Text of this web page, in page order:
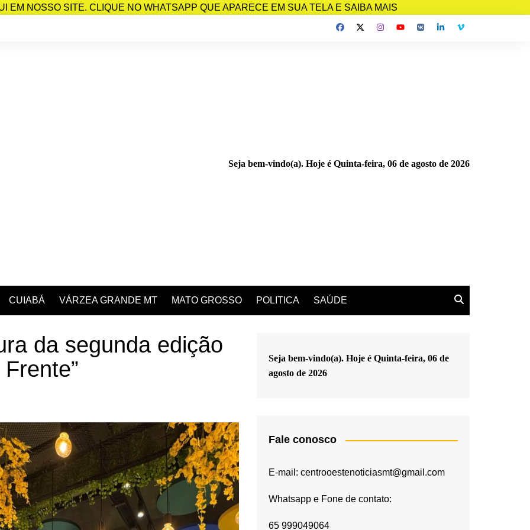
EM NOSSO SITE. CLIQUE NO WHATSAPP QUE APARECE EM SUA TELA E SAIBA MAIS
Seja bem-vindo(a). Hoje é Quinta-feira, 06 de agosto de 2026
CUIABÁ VÁRZEA GRANDE MT MATO GROSSO POLITICA SAÚDE
da segunda edição
Seja bem-vindo(a). Hoje é Quinta-feira, 06 de
agosto de 2026
Fale conosco
E-mail: centrooestenoticiasmt@gmail.com
Whatsapp e Fone de contato:
65 999049064